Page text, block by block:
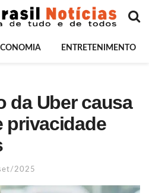
ENTRETENIMENTO
da Uber causa
privacidade
2025